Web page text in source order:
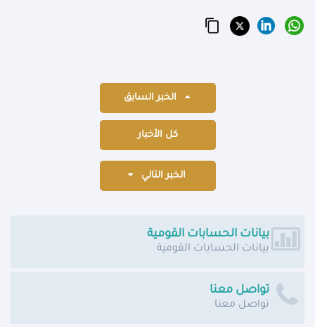
الخبر السابق
كل الأخبار
الخبر التالي
بيانات الحسابات القومية
بيانات الحسابات القومية
تواصل معنا
تواصل معنا